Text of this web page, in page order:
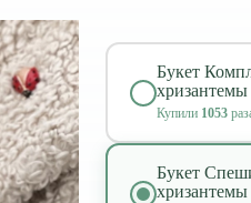
Букет
хризантемы
Купили 1053
Букет
хризантемы